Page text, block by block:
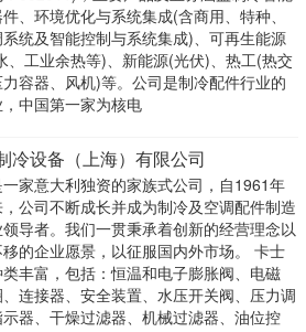
、环境优化与系统集成(含商用、特种、
统及智能控制与系统集成)、可再生能源
、工业余热等)、新能源(光伏)、热工(热交
容器、风机)等。公司是制冷配件行业的
中国第一家为核电
冷设备（上海）有限公司
家意大利独资的家族式公司，自1961年
公司不断成长并成为制冷及空调配件制造
导者。我们一贯秉承着创新的经营理念以
的企业愿景，以征服国内外市场。 卡士
丰富，包括：恒温和电子膨胀阀、电磁
连接器、安全装置、水压开关阀、压力调
器、干燥过滤器、机械过滤器、油位控